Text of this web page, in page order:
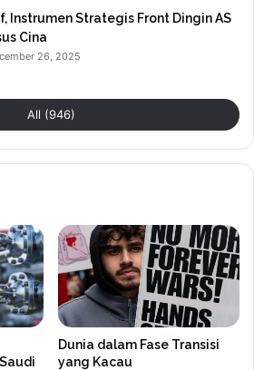
Instrumen Strategis Front Dingin AS
Cina
26, 2025
All (946)
Dunia dalam Fase Transisi
yang Kacau